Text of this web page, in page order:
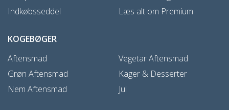
Indkøbsseddel
Læs alt om Premium
KOGEBØGER
Aftensmad
Grøn Aftensmad
Nem Aftensmad
Vegetar Aftensmad
Kager & Desserter
Jul